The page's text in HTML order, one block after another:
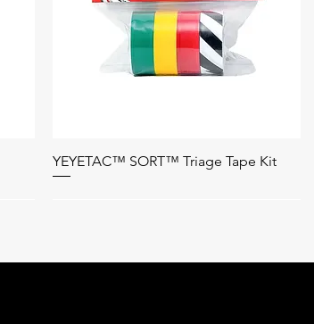
ดูข้อมูลด่วน
YEYETAC™ SORT™ Triage Tape Kit